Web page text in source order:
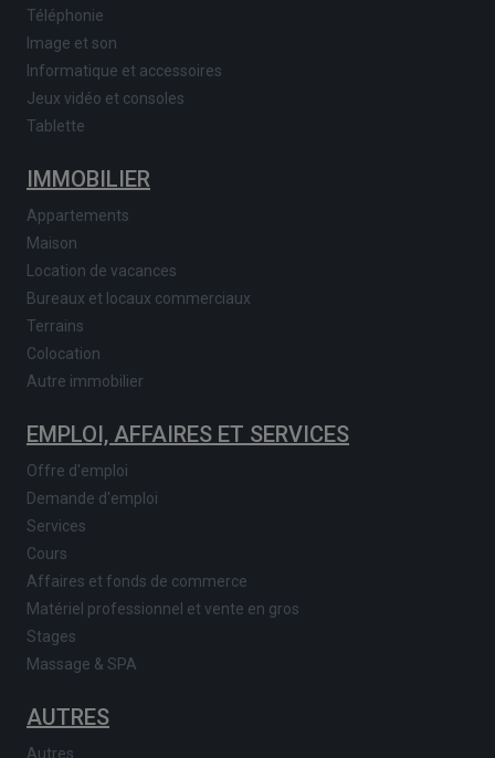
Téléphonie
Image et son
Informatique et accessoires
Jeux vidéo et consoles
Tablette
IMMOBILIER
Appartements
Maison
Location de vacances
Bureaux et locaux commerciaux
Terrains
Colocation
Autre immobilier
EMPLOI, AFFAIRES ET SERVICES
Offre d'emploi
Demande d'emploi
Services
Cours
Affaires et fonds de commerce
Matériel professionnel et vente en gros
Stages
Massage & SPA
AUTRES
Autres